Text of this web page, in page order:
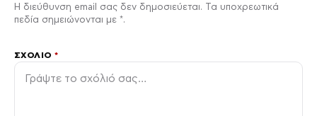
Η διεύθυνση email σας δεν δημοσιεύεται. Τα υποχρεωτικά
πεδία σημειώνονται με *.
ΣΧΌΛΙΟ*